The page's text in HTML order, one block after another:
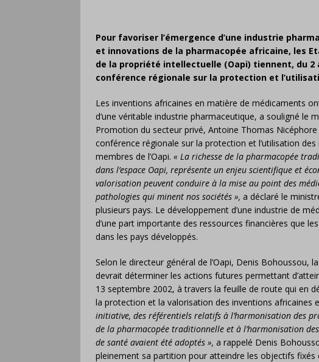
Pour favoriser l’émergence d’une industrie
et innovations de la pharmacopée africaine, les
de la propriété intellectuelle (Oapi) tiennent, du 2
conférence régionale sur la protection et
Les inventions africaines en matière de médicaments
d’une véritable industrie pharmaceutique, a souligné le
Promotion du secteur privé, Antoine Thomas
conférence régionale sur la protection et l’utilisation
membres de l’Oapi. « La richesse de la pharmacopée
dans l’espace Oapi, représente un enjeu scientifique et
valorisation peuvent conduire à la mise au point des
pathologies qui minent nos sociétés », a déclaré le
plusieurs pays. Le développement d’une industrie de
d’une part importante des ressources financières que
dans les pays développés.
Selon le directeur général de l’Oapi, Denis Bohoussou,
devrait déterminer les actions futures permettant
13 septembre 2002, à travers la feuille de route qui en
la protection et la valorisation des inventions africaines
initiative, des référentiels relatifs à l’harmonisation des
de la pharmacopée traditionnelle et à l’harmonisation
de santé avaient été adoptés », a rappelé Denis
pleinement sa partition pour atteindre les objectifs fixés